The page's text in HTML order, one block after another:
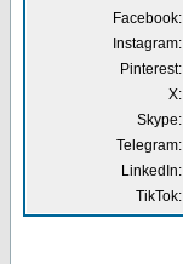
Facebook:
Instagram:
Pinterest:
X:
Skype:
Telegram:
LinkedIn:
TikTok: